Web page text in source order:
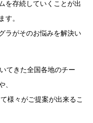
を存続していくことが出
。
ラがそのお悩みを解決い
てきた全国各地のチー
様々がご提案が出来るこ